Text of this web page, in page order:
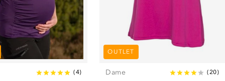
(4)
OUTLET
Dame (20)